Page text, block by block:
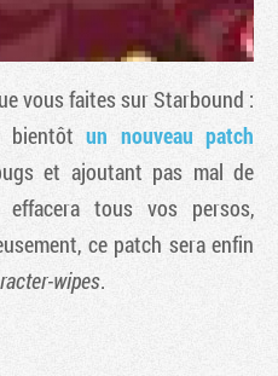
vous faites surStarbound :
bientôtun nouveau patch
et ajoutant pas mal de
tous vos persos,
ce patch sera enfin
wipes.
Tribune